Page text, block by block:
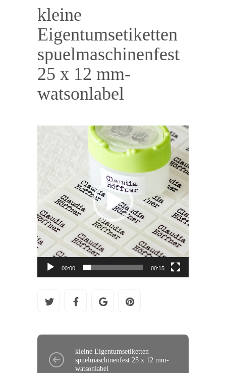
kleine
Eigentumsetiketten
spuelmaschinenfest
25 x 12 mm-
watsonlabel
00:00 00:15
kleine Eigentumsetiketten
spuelmaschinenfest 25 x 12 mm-
watsonlabel